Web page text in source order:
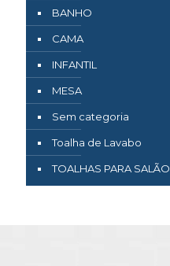
BANHO
CAMA
INFANTIL
MESA
Sem categoria
Toalha de Lavabo
TOALHAS PARA SALÃO